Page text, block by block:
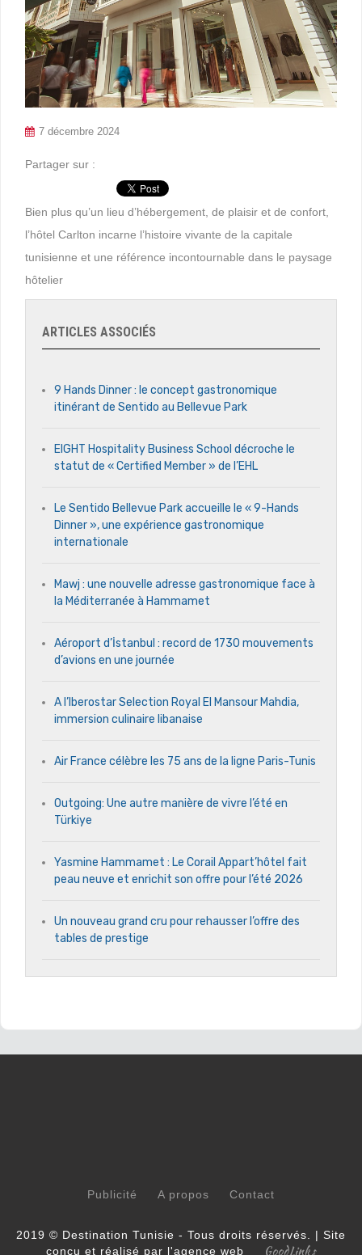
7 décembre 2024
Partager sur :
Bien plus qu’un lieu d’hébergement, de plaisir et de confort,
l’hôtel Carlton incarne l’histoire vivante de la capitale
tunisienne et une référence incontournable dans le paysage
hôtelier
ARTICLES ASSOCIÉS
9 Hands Dinner : le concept gastronomique
itinérant de Sentido au Bellevue Park
EIGHT Hospitality Business School décroche le
statut de « Certified Member » de l’EHL
Le Sentido Bellevue Park accueille le « 9-Hands
Dinner », une expérience gastronomique
internationale
Mawj : une nouvelle adresse gastronomique face à
la Méditerranée à Hammamet
Aéroport d’İstanbul : record de 1730 mouvements
d’avions en une journée
A l’Iberostar Selection Royal El Mansour Mahdia,
immersion culinaire libanaise
Air France célèbre les 75 ans de la ligne Paris-Tunis
Outgoing: Une autre manière de vivre l’été en
Türkiye
Yasmine Hammamet : Le Corail Appart’hôtel fait
peau neuve et enrichit son offre pour l’été 2026
Un nouveau grand cru pour rehausser l’offre des
tables de prestige
Publicité A propos Contact
2019 © Destination Tunisie - Tous droits réservés. | Site
conçu et réalisé par l'agence web
GoodLinks